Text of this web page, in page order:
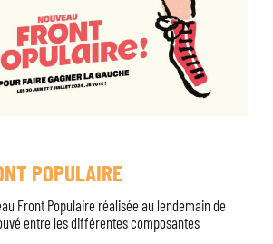
POPULAIRE
Front Populaire réalisée au lendemain de
entre les différentes composantes